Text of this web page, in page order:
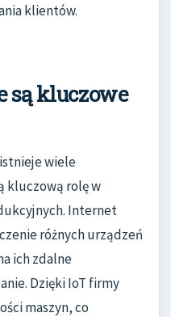
klientów.
są kluczowe
wiele
kluczową rolę w
Internet
różnych urządzeń
ich zdalne
Dzięki IoT firmy
maszyn, co